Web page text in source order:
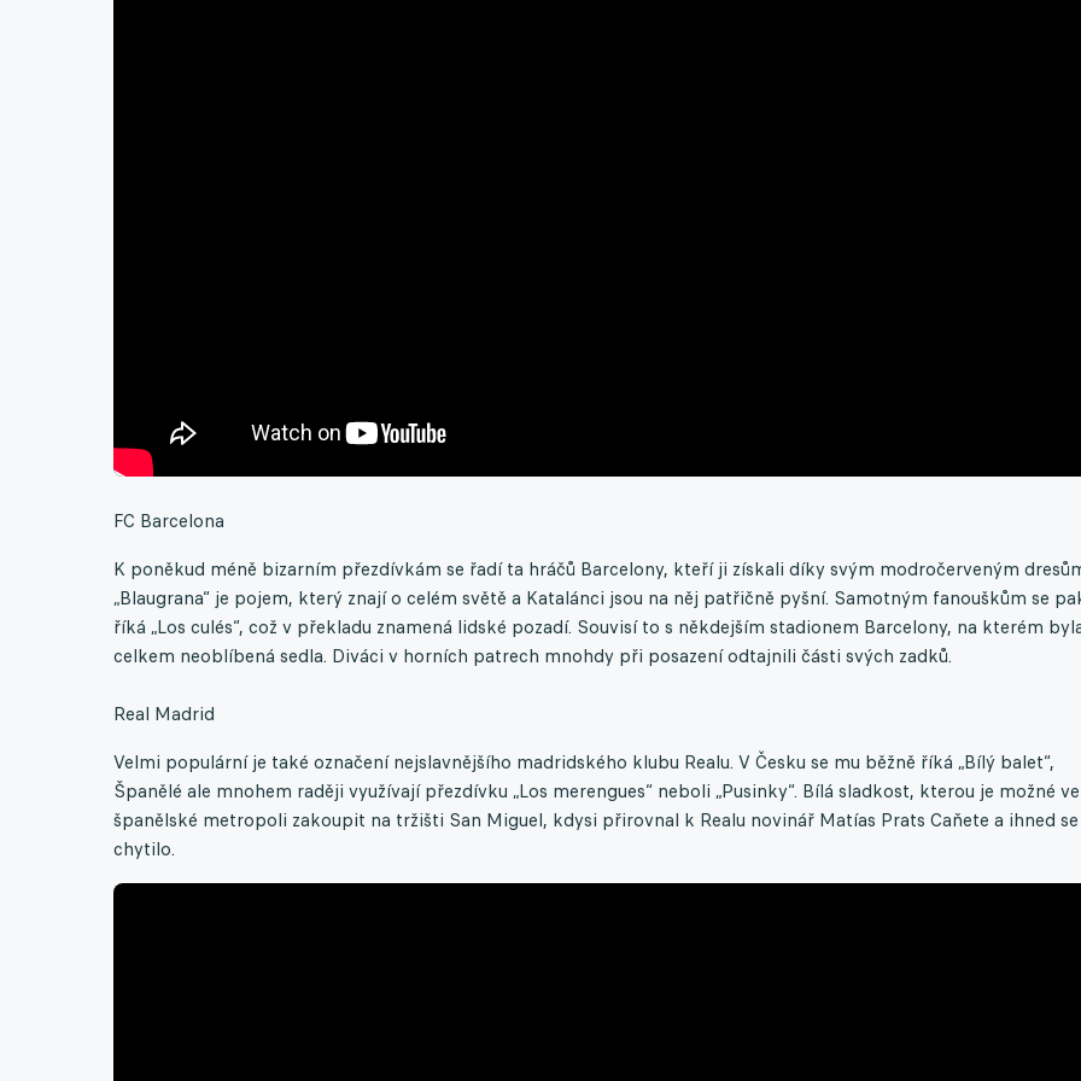
FC Barcelona
K poněkud méně bizarním přezdívkám se řadí ta hráčů Barcelony, kteří ji získali díky svým modročerveným
„Blaugrana“ je pojem, který znají o celém světě a Katalánci jsou na něj patřičně pyšní. Samotným fanouškům se
říká „Los culés“, což v překladu znamená lidské pozadí. Souvisí to s někdejším stadionem Barcelony, na kterém
celkem neoblíbená sedla. Diváci v horních patrech mnohdy při posazení odtajnili části svých zadků.
Real Madrid
Velmi populární je také označení nejslavnějšího madridského klubu Realu. V Česku se mu běžně říká „Bílý balet“,
Španělé ale mnohem raději využívají přezdívku „Los merengues“ neboli „Pusinky“. Bílá sladkost, kterou je možné ve
španělské metropoli zakoupit na tržišti San Miguel, kdysi přirovnal k Realu novinář Matías Prats Caňete a ihned
chytilo.